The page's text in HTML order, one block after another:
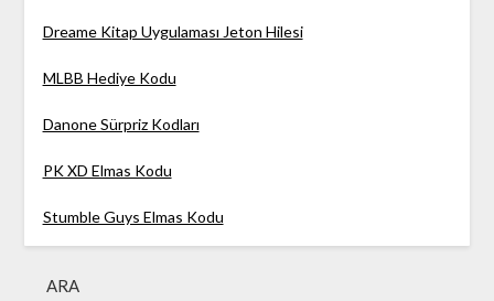
Dreame Kitap Uygulaması Jeton Hilesi
MLBB Hediye Kodu
Danone Sürpriz Kodları
PK XD Elmas Kodu
Stumble Guys Elmas Kodu
ARA